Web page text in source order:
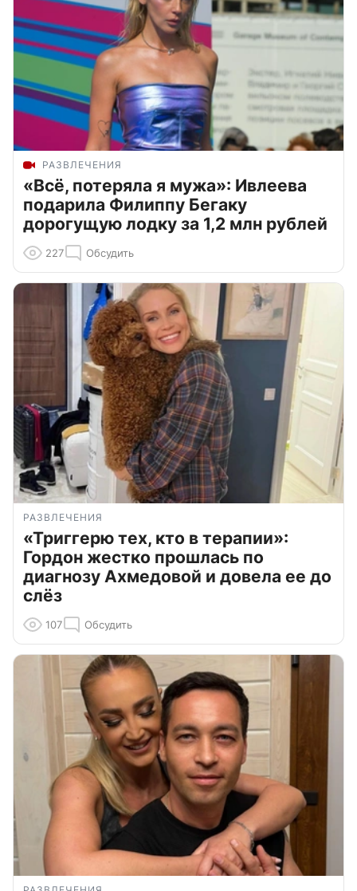
РАЗВЛЕЧЕНИЯ
«Всё, потеряла я мужа»: Ивлеева
подарила Филиппу Бегаку
дорогущую лодку за 1,2 млн рублей
227 Обсудить
РАЗВЛЕЧЕНИЯ
«Триггерю тех, кто в терапии»:
Гордон жестко прошлась по
диагнозу Ахмедовой и довела ее до
слёз
107 Обсудить